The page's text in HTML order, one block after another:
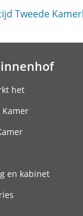
Tweede
het
Kamer
en kabinet